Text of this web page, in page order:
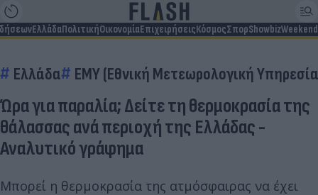
ΕλλάδαΠολιτικήΟικονομίαΕπιχειρήσειςΚόσμοςΣπορShowbizWeekend
Ελλάδα ΕΜΥ (Εθνική Μετεωρολογική
Ώρα για παραλία; Δείτε τη θερμοκρασία της
θάλασσας ανά περιοχή της Ελλάδας -
Αναλυτικό γράφημα
Μπορεί η θερμοκρασία της ατμόσφαιρας να έχει